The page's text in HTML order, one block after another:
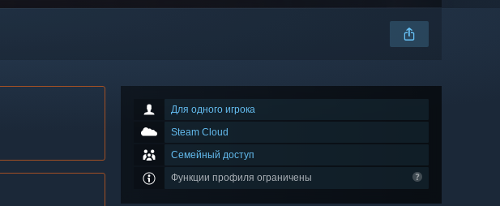
Для одного игрока
Steam Cloud
Семейный доступ
Функции профиля ограничены